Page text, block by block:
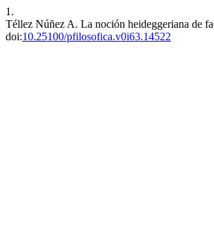
1.
Téllez Núñez A. La noción heideggeriana de
doi:10.25100/pfilosofica.v0i63.14522